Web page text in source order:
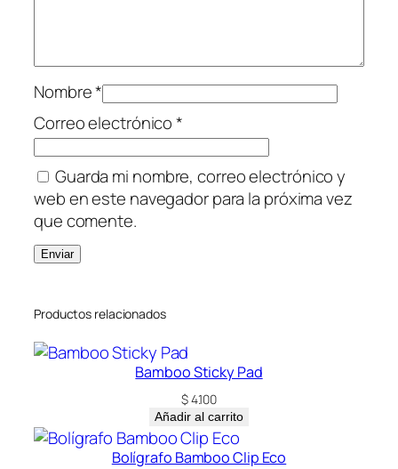
Nombre*
Correo electrónico*
Guarda mi nombre, correo electrónico y
web en este navegador para la próxima vez
que comente.
Productos relacionados
Bamboo Sticky Pad
$4.100
Añadir al carrito
Bolígrafo Bamboo Clip Eco